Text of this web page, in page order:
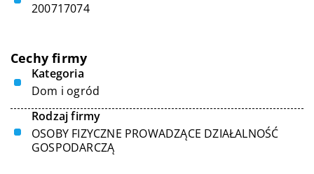
200717074
Cechy firmy
Kategoria
Dom i ogród
Rodzaj firmy
OSOBY FIZYCZNE PROWADZĄCE DZIAŁALNOŚĆ
GOSPODARCZĄ